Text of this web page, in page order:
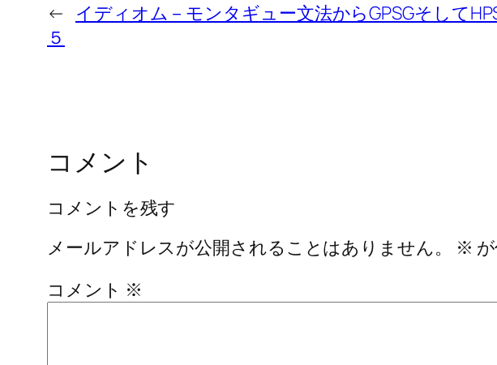
← イディオム－モンタギュー文法からGPSGそして
５
コメント
コメントを残す
メールアドレスが公開されることはありません。
※
コメント ※